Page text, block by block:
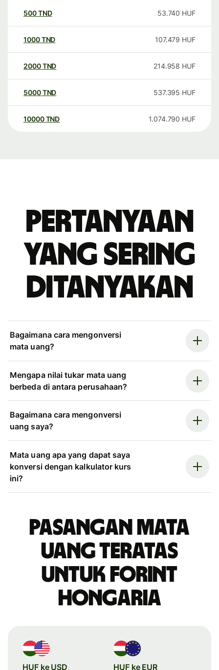
500TND 53.740 HUF
1000TND 107.479 HUF
2000TND 214.958 HUF
5000TND 537.395 HUF
10000 TND 1.074.790 HUF
Pertanyaan
yang sering
ditanyakan
Bagaimana cara mengonversi
mata uang?
Mengapa nilai tukar mata uang
berbeda di antara perusahaan?
Bagaimana cara mengonversi
uang saya?
Mata uang apa yang dapat saya
konversi dengan kalkulator kurs
ini?
Pasangan mata
uang teratas
untuk forint
Hongaria
HUF ke USD HUF ke EUR